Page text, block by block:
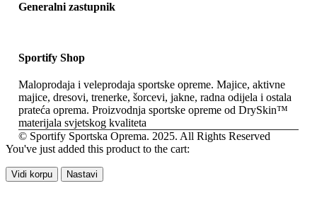
Generalni zastupnik
Sportify Shop
Maloprodaja i veleprodaja sportske opreme. Majice, aktivne
majice, dresovi, trenerke, šorcevi, jakne, radna odijela i ostala
prateća oprema. Proizvodnja sportske opreme od DrySkin™
materijala svjetskog kvaliteta
© Sportify Sportska Oprema. 2025. All Rights Reserved
You've just added this product to the cart:
Vidi korpu Nastavi